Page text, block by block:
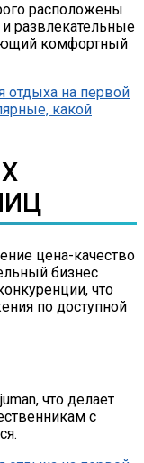
расположены
развлекательные
комфортный
цена-качество
бизнес
что
по доступной
что делает
с